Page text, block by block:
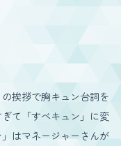
挨拶で胸キュン台詞を
て「すべキュン」に変
はマネージャーさんが